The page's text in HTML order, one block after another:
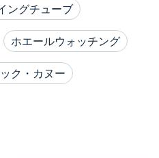
ングチューブ
ホエールウォッチング
ク・カヌー